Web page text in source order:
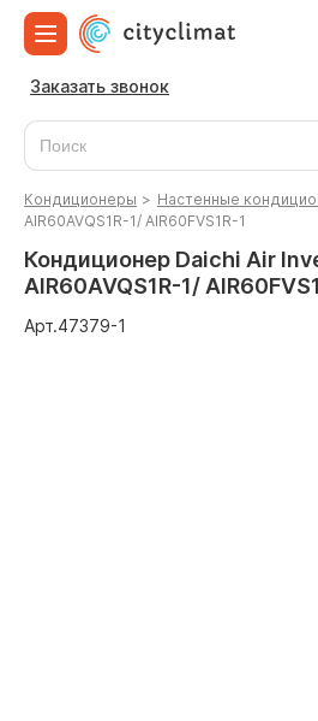
Заказать звонок
Кондиционеры > Настенные
AIR60AVQS1R-1/ AIR60FVS1R-1
Кондиционер Daichi Air
AIR60AVQS1R-1/
Арт.47379-1